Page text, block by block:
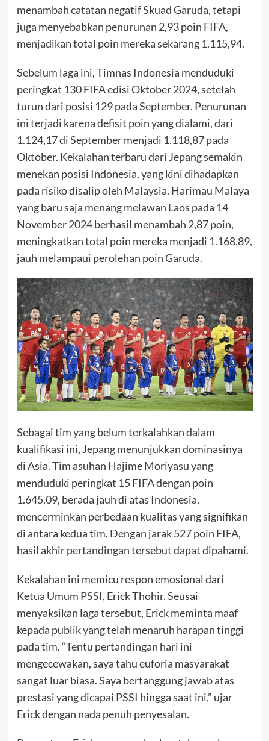
menambah catatan negatif Skuad Garuda, tetapi
juga menyebabkan penurunan 2,93 poin FIFA,
menjadikan total poin mereka sekarang 1.115,94.
Sebelum laga ini, Timnas Indonesia menduduki
peringkat 130 FIFA edisi Oktober 2024, setelah
turun dari posisi 129 pada September. Penurunan
ini terjadi karena defisit poin yang dialami, dari
1.124,17 di September menjadi 1.118,87 pada
Oktober. Kekalahan terbaru dari Jepang semakin
menekan posisi Indonesia, yang kini dihadapkan
pada risiko disalip oleh Malaysia. Harimau Malaya
yang baru saja menang melawan Laos pada 14
November 2024 berhasil menambah 2,87 poin,
meningkatkan total poin mereka menjadi 1.168,89,
jauh melampaui perolehan poin Garuda.
Sebagai tim yang belum terkalahkan dalam
kualifikasi ini, Jepang menunjukkan dominasinya
di Asia. Tim asuhan Hajime Moriyasu yang
menduduki peringkat 15 FIFA dengan poin
1.645,09, berada jauh di atas Indonesia,
mencerminkan perbedaan kualitas yang signifikan
di antara kedua tim. Dengan jarak 527 poin FIFA,
hasil akhir pertandingan tersebut dapat dipahami.
Kekalahan ini memicu respon emosional dari
Ketua Umum PSSI, Erick Thohir. Seusai
menyaksikan laga tersebut, Erick meminta maaf
kepada publik yang telah menaruh harapan tinggi
pada tim. “Tentu pertandingan hari ini
mengecewakan, saya tahu euforia masyarakat
sangat luar biasa. Saya bertanggung jawab atas
prestasi yang dicapai PSSI hingga saat ini,” ujar
Erick dengan nada penuh penyesalan.